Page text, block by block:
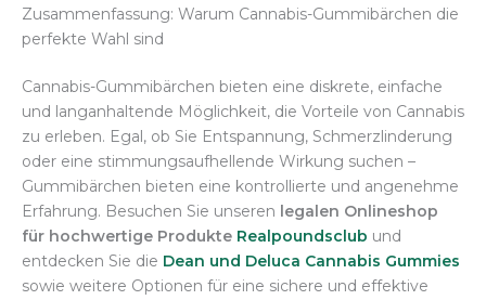
Zusammenfassung: Warum Cannabis-Gummibärchen die
perfekte Wahl sind
Cannabis-Gummibärchen bieten eine diskrete, einfache
und langanhaltende Möglichkeit, die Vorteile von Cannabis
zu erleben. Egal, ob Sie Entspannung, Schmerzlinderung
oder eine stimmungsaufhellende Wirkung suchen –
Gummibärchen bieten eine kontrollierte und angenehme
Erfahrung. Besuchen Sie unseren legalen Onlineshop
für hochwertige Produkte Realpoundsclub und
entdecken Sie die Dean und Deluca Cannabis Gummies
sowie weitere Optionen für eine sichere und effektive